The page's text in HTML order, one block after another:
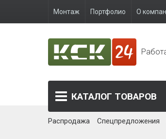
Монтаж Портфолио О
КАТАЛОГ ТОВАРОВ
Распродажа Спецпредложения